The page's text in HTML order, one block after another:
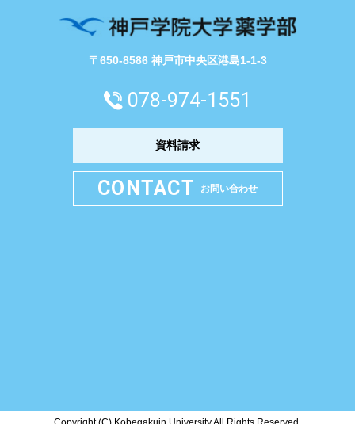
〒650-8586 神戸市中央区港島1-1-3
078-974-1551
資料請求
CONTACT お問い合わせ